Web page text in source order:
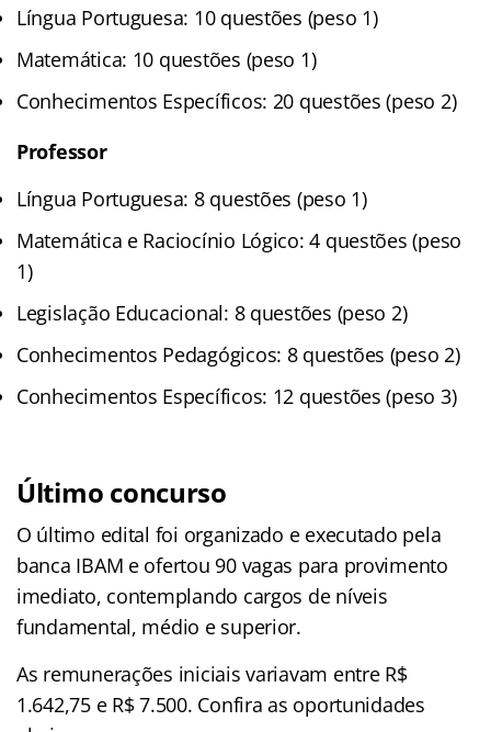
Língua Portuguesa: 10 questões (peso 1)
Matemática: 10 questões (peso 1)
Conhecimentos Específicos: 20 questões (peso 2)
Professor
Língua Portuguesa: 8 questões (peso 1)
Matemática e Raciocínio Lógico: 4 questões (peso
1)
Legislação Educacional: 8 questões (peso 2)
Conhecimentos Pedagógicos: 8 questões (peso 2)
Conhecimentos Específicos: 12 questões (peso 3)
Último concurso
O último edital foi organizado e executado pela
banca IBAM e ofertou 90 vagas para provimento
imediato, contemplando cargos de níveis
fundamental, médio e superior.
As remunerações iniciais variavam entre R$
1.642,75 e R$ 7.500. Confira as oportunidades